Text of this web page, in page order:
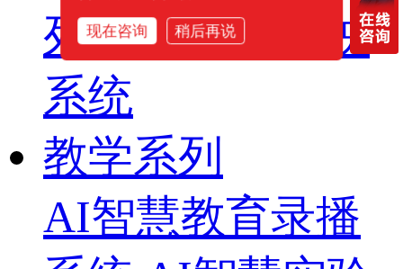
列 智慧影片放映
系统
教学系列
AI智慧教育录播
现在咨询 稍后再说